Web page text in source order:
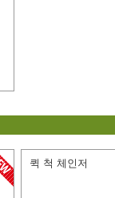
퀵 척 체인저